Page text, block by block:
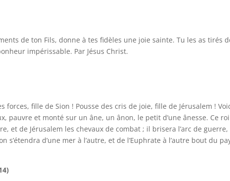
de ton Fils, donne à tes fidèles une joie sainte. Tu les as tirés
impérissable. Par Jésus Christ.
forces, fille de Sion ! Pousse des cris de joie, fille de Jérusalem !
pauvre et monté sur un âne, un ânon, le petit d’une ânesse. Ce roi
et de Jérusalem les chevaux de combat ; il brisera l’arc de
d’une mer à l’autre, et de l’Euphrate à l’autre bout du